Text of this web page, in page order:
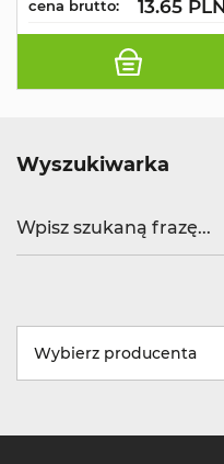
cena brutto: 13.65 PLN
Wyszukiwarka
Wybierz producenta